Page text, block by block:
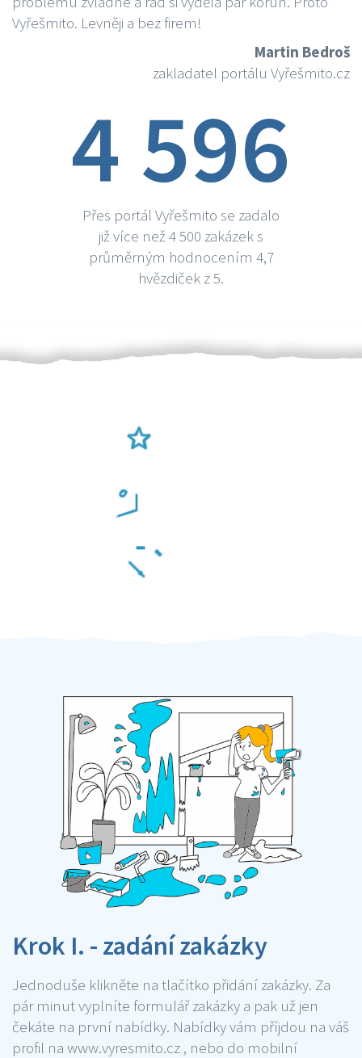
Vyřešmito. Levněji a bez firem!
Martin Bedroš
zakladatel portálu Vyřešmito.cz
4 596
Přes portál Vyřešmito se zadalo
již více než 4 500 zakázek s
průměrným hodnocením 4,7
hvězdiček z 5.
Krok I. - zadání zakázky
Jednoduše klikněte na tlačítko přidání zakázky. Za
pár minut vyplníte formulář zakázky a pak už jen
čekáte na první nabídky. Nabídky vám příjdou na váš
profil na www.vyresmito.cz , nebo do mobilní